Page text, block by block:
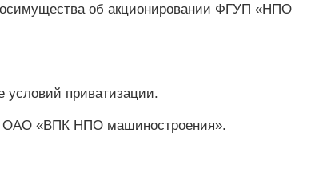
об акционировании ФГУП «НПО
приватизации.
ОАО «ВПК НПО машиностроения».